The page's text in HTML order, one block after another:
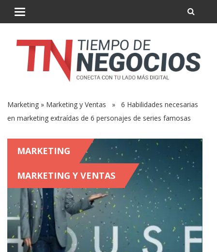
Marketing » Marketing y Ventas » 6 Habilidades necesarias
en marketing extraídas de 6 personajes de series famosas
MARKETING
MARKETING Y VENTAS